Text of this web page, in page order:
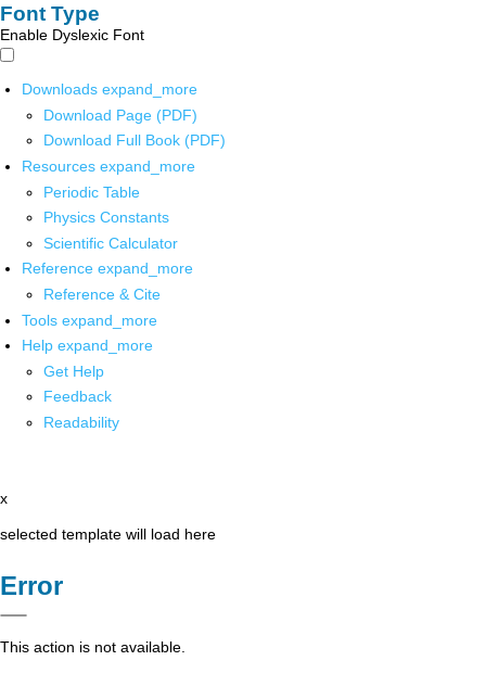
Font Type
Enable Dyslexic Font
Downloads expand_more
Download Page (PDF)
Download Full Book (PDF)
Resources expand_more
Periodic Table
Physics Constants
Scientific Calculator
Reference expand_more
Reference & Cite
Tools expand_more
Help expand_more
Get Help
Feedback
Readability
x
selected template will load here
Error
This action is not available.